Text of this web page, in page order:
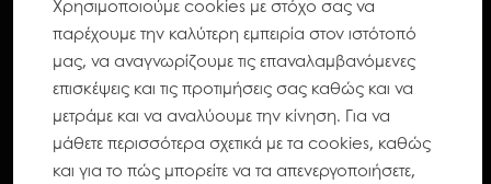
Χρησιμοποιούμε cookies με στόχο σας να
παρέχουμε την καλύτερη εμπειρία στον ιστότοπό
μας, να αναγνωρίζουμε τις επαναλαμβανόμενες
επισκέψεις και τις προτιμήσεις σας καθώς και να
μετράμε και να αναλύουμε την κίνηση. Για να
μάθετε περισσότερα σχετικά με τα cookies, καθώς
και για το πώς μπορείτε να τα απενεργοποιήσετε,